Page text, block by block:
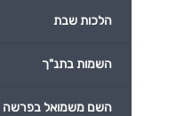
הלכות שבת
השמות בתנ"ך
השם משמואל בפרשה